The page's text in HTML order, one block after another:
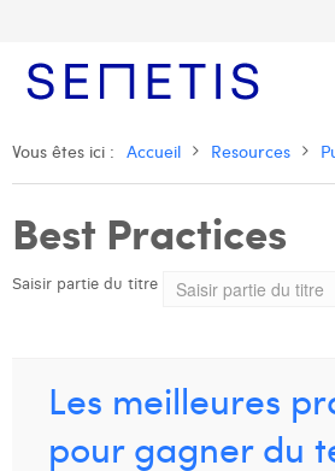
Accueil
Services
Publicité Digitale
Digital Business Intelligence
Formations
Qui sommes-nous ?
Notre histoire
Anouk Allegaert
Nos valeurs
Ressources
Présentations et Cas
Rejoignez-nous
Digital Business Consultant NL
Vous êtes ici : Accueil Resources
Best Practices
Saisir partie du titre
Les meilleures
pour gagner du